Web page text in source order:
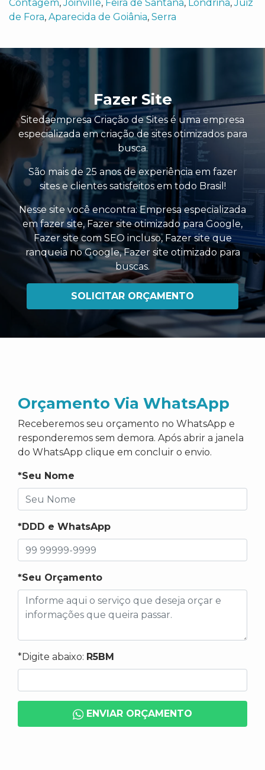
Contagem,Joinville, Feira de Santana, Londrina,Juiz
de Fora, Aparecida de Goiânia, Serra
Fazer Site
Sitedaempresa Criação de Sites é uma empresa
especializada em criação de sites otimizados para
busca.
São mais de 25 anos de experiência em fazer
sites e clientes satisfeitos em todo Brasil!
Nesse site você encontra:Empresa especializada
em fazer site,Fazer site otimizado para Google,
Fazer site com SEO incluso, Fazer site que
ranqueia no Google,Fazer site otimizado para
buscas.
SOLICITAR ORÇAMENTO
Orçamento Via WhatsApp
Receberemos seu orçamento no WhatsApp e
responderemos sem demora. Após abrir a janela
do WhatsApp clique em concluir o envio.
*Seu Nome
*DDD e WhatsApp
*Seu Orçamento
*Digite abaixo: R5BM
ENVIAR ORÇAMENTO